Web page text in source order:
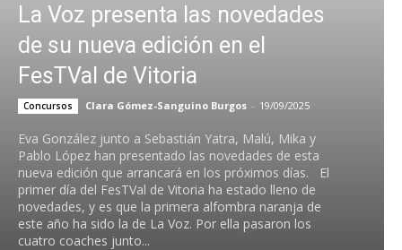
La Voz presenta las novedades
de su nueva edición en el
FesTVal de Vitoria
Concursos Clara Gómez-Sanguino Burgos - 19/09/2025
Eva González junto a Sebastián Yatra, Malú, Mika y
Pablo López han presentado las novedades de esta
nueva edición que arrancará en los próximos días. El
primer día del FesTVal de Vitoria ha estado lleno de
novedades, y es que la primera alfombra naranja de
este año ha sido la de La Voz. Por ella pasaron los
cuatro coaches junto...